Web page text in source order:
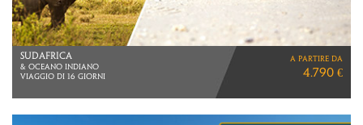
GIAPPONE IN LIBERTà
VIAGGIO DI 12 GIORNI
VOLI DIRETTI ITA AIRWAYS
a partire da
2.890 €